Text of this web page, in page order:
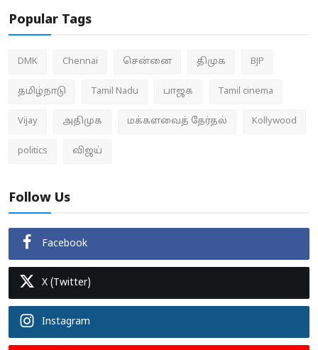
Popular Tags
DMK Chennai சென்னை திமுக BJP
தமிழ்நாடு Tamil Nadu பாஜக Tamil cinema
Vijay அதிமுக மக்களவைத் தேர்தல் Kollywood
politics விஜய்
Follow Us
Facebook
X (Twitter)
Instagram